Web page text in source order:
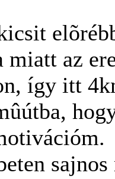
miatt az
így itt